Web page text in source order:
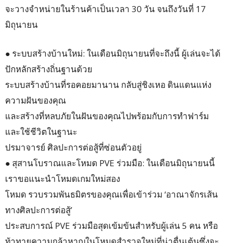
จะวางจำหน่ายในร้านค้าเป็นเวลา 30 วัน จนถึงวันที่ 17
มิถุนายน
● ระบบสร้างบ้านใหม่: ในเดือนมิถุนายนที่จะถึงนี้ ผู้เล่นจะได้
ปักหลักสร้างถิ่นฐานด้วย
ระบบสร้างบ้านที่รอคอยมานาน กลับสู่ชิงเหอ ดินแดนแห่ง
ความฝันของคุณ
และสร้างที่หลบภัยในฝันของคุณไปพร้อมกับการทำฟาร์ม
และใช้ชีวิตในฐานะ
ปรมาจารย์ ศิลปะการต่อสู้ที่ซ่อนตัวอยู่
● สุสานโบราณและโหมด PVE ร่วมมือ: ในเดือนมิถุนายนนี้
เราขอแนะนำโหมดเกมใหม่สอง
โหมด รวบรวมพันธมิตรของคุณเพื่อเข้าร่วม ‘อาณาจักรเส้น
ทางศิลปะการต่อสู้’
ประสบการณ์ PVE ร่วมมือสุดเข้มข้นสำหรับผู้เล่น 5 คน หรือ